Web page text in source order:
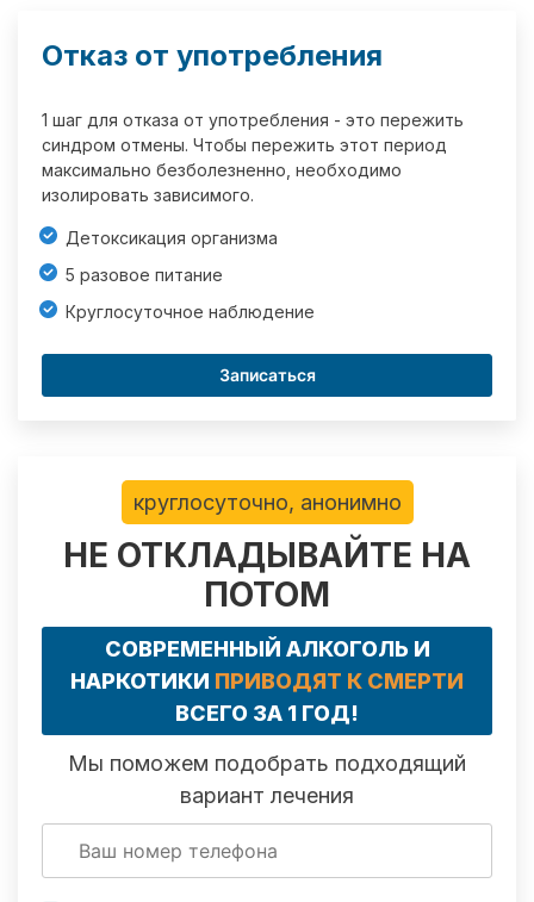
Отказ от употребления
1 шаг для отказа от употребления - это пережить
синдром отмены. Чтобы пережить этот период
максимально безболезненно, необходимо
изолировать зависимого.
Детоксикация организма
5 разовое питание
Круглосуточное наблюдение
Записаться
круглосуточно, анонимно
НЕ ОТКЛАДЫВАЙТЕ НА
ПОТОМ
СОВРЕМЕННЫЙ АЛКОГОЛЬ И
НАРКОТИКИ ПРИВОДЯТ К СМЕРТИ
ВСЕГО ЗА 1 ГОД!
Мы поможем подобрать подходящий
вариант лечения